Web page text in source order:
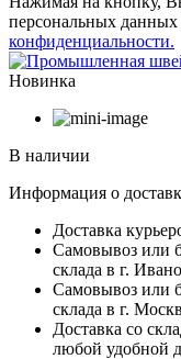
персональных данных
конфиденциальности.
Новинка
В наличии
Информация о
Доставка
Самовывоз или
склада в г.
Самовывоз или
склада в г.
Доставка со
любой удобной